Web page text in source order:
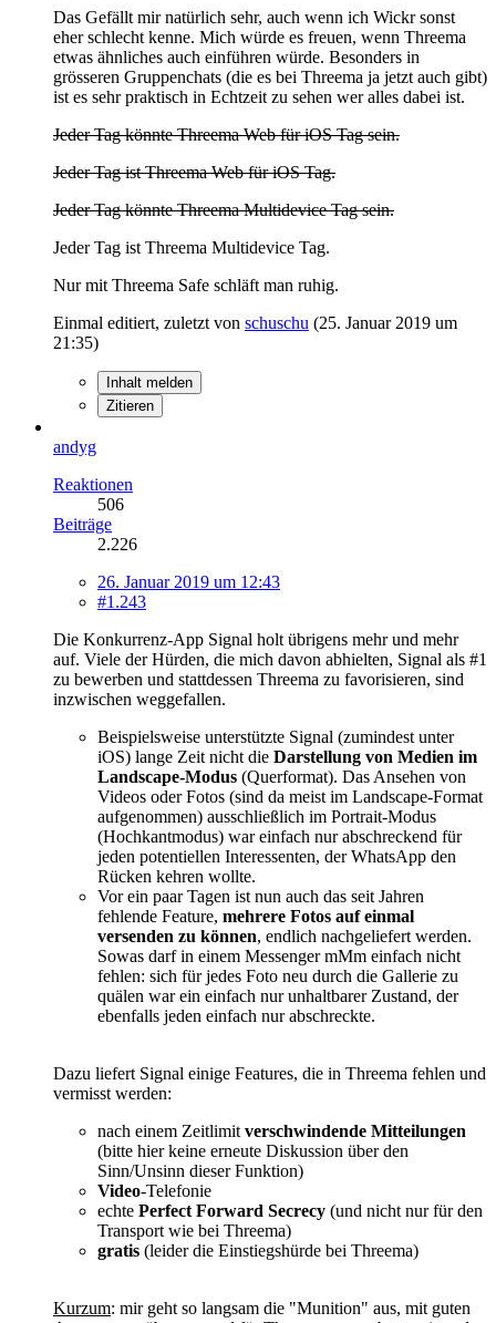
Das Gefällt mir natürlich sehr, auch wenn ich Wickr sonst
eher schlecht kenne. Mich würde es freuen, wenn Threema
etwas ähnliches auch einführen würde. Besonders in
grösseren Gruppenchats (die es bei Threema ja jetzt auch gibt)
ist es sehr praktisch in Echtzeit zu sehen wer alles dabei ist.
Jeder Tag könnte Threema Web für iOS Tag sein.
Jeder Tag ist Threema Web für iOS Tag.
Jeder Tag könnte Threema Multidevice Tag sein.
Jeder Tag ist Threema Multidevice Tag.
Nur mit Threema Safe schläft man ruhig.
Einmal editiert, zuletzt von schuschu (25. Januar 2019 um
21:35)
Inhalt melden
Zitieren
andyg
Reaktionen
506
Beiträge
2.226
26. Januar 2019 um 12:43
#1.243
Die Konkurrenz-App Signal holt übrigens mehr und mehr
auf. Viele der Hürden, die mich davon abhielten, Signal als #1
zu bewerben und stattdessen Threema zu favorisieren, sind
inzwischen weggefallen.
Beispielsweise unterstützte Signal (zumindest unter
iOS) lange Zeit nicht die Darstellung von Medien im
Landscape-Modus (Querformat). Das Ansehen von
Videos oder Fotos (sind da meist im Landscape-Format
aufgenommen) ausschließlich im Portrait-Modus
(Hochkantmodus) war einfach nur abschreckend für
jeden potentiellen Interessenten, der WhatsApp den
Rücken kehren wollte.
Vor ein paar Tagen ist nun auch das seit Jahren
fehlende Feature, mehrere Fotos auf einmal
versenden zu können, endlich nachgeliefert werden.
Sowas darf in einem Messenger mMm einfach nicht
fehlen: sich für jedes Foto neu durch die Gallerie zu
quälen war ein einfach nur unhaltbarer Zustand, der
ebenfalls jeden einfach nur abschreckte.
Dazu liefert Signal einige Features, die in Threema fehlen und
vermisst werden:
nach einem Zeitlimit verschwindende Mitteilungen
(bitte hier keine erneute Diskussion über den
Sinn/Unsinn dieser Funktion)
Video-Telefonie
echte Perfect Forward Secrecy (und nicht nur für den
Transport wie bei Threema)
gratis (leider die Einstiegshürde bei Threema)
Kurzum: mir geht so langsam die "Munition" aus, mit guten